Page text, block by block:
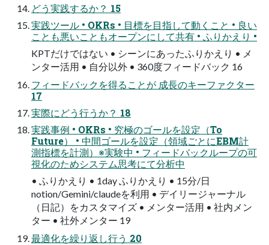
どう実践するか？ 15
実践ツール • OKRs • 目標を目指して動くこと • 良い
ことも悪いこともオープンにして共有 • ふりかえり •
KPTだけではない • シーンにあったふりかえり • メ
ンター活用 • 自分以外 • 360度フィードバック 16
フィードバックを得ることが 成長のキーファクター
17
実際にどう行うか？ 18
実践事例 • OKRs • 究極のゴールを設定（To
Future） • 中間ゴールを設定（領域ごとにEBM計
測指標を計測）※実験中 • フィードバックループの可
視化のためシステム思考にて分析中
• ふりかえり • 1day ふりかえり • 15分/日
notion/Gemini/claudeを利用 • デイリージャーナル
（日記）をカスタマイズ • メンター活用 • 社内メン
ター • 社外メンター 19
最適化を繰り返し行う 20